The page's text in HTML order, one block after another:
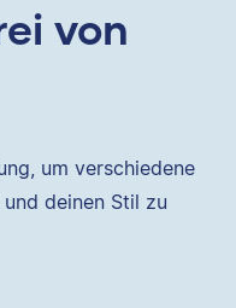
von
um verschiedene
deinen Stil zu